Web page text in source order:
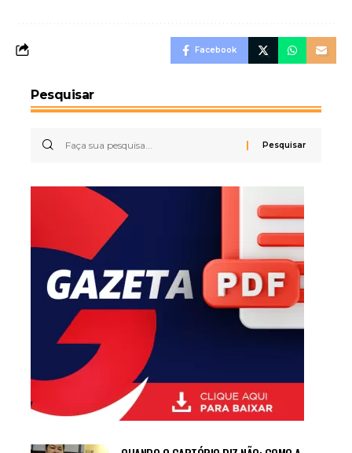
Facebook
Pesquisar